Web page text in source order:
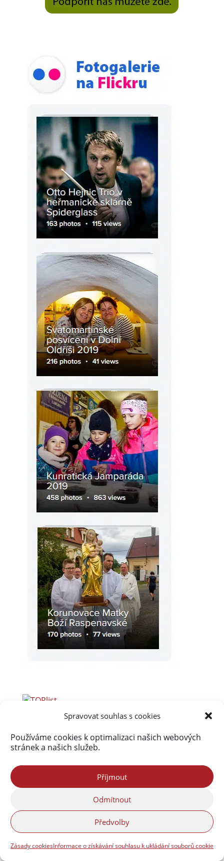
Spravovat souhlas s cookies
Používáme cookies k optimalizaci našich webových
stránek a našich služeb.
Příjmout
Odmítnout
Předvolby
Zásady cookiesInformace o získávání souhlasu k ukládání souborů cookie
Akismetzablokoval